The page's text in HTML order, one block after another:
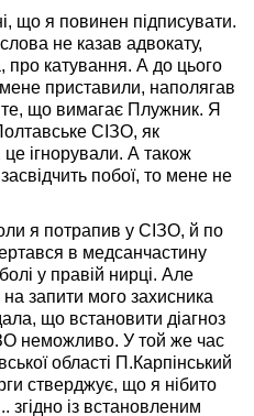
що я повинен підписувати.
не казав адвокату,
катування. А до цього
мене приставили, наполягав
що вимагає Плужник. Я
СІЗО, як
це ігнорували. А також
побої, то мене не
я потрапив у СІЗО, й по
в медсанчастину
у правій нирці. Але
на запити мого захисника
що встановити діагноз
неможливо. У той же час
області П.Карпінський
стверджує, що я нібито
із встановленим